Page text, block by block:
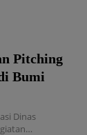
Pitching
Bumi
Dinas